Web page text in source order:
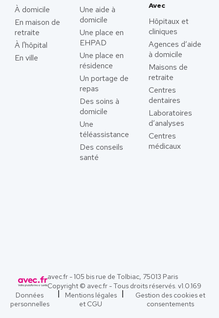
À domicile
En maison de
retraite
À l'hôpital
En ville
Une aide à
domicile
Une place en
EHPAD
Une place en
résidence
Un portage de
repas
Des soins à
domicile
Une
téléassistance
Des conseils
santé
Avec
Hôpitaux et
cliniques
Agences d’aide
à domicile
Maisons de
retraite
Centres
dentaires
Laboratoires
d’analyses
Centres
médicaux
avec.fr - 105 bis rue de Tolbiac, 75013 Paris
Copyright © avec.fr - Tous droits réservés. v1.0.169
Données
personnelles
Mentions légales
et CGU
Gestion des cookies et
consentements